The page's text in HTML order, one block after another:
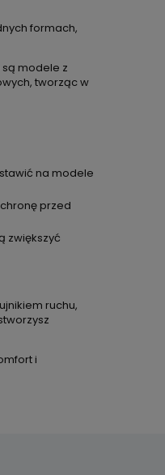
formach,
modele z
tworząc w
na modele
przed
zwiększyć
ruchu,
i